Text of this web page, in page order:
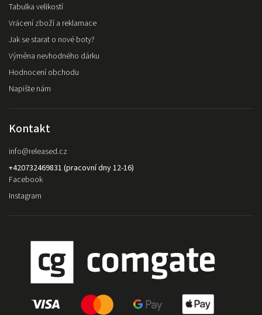
Tabulka velikostí
Vrácení zboží a reklamace
Jak se starat o nové boty?
Výměna nevhodného dárku
Hodnocení obchodu
Napište nám
Kontakt
info@released.cz
+420732469831 (pracovní dny 12-16)
Facebook
Instagram